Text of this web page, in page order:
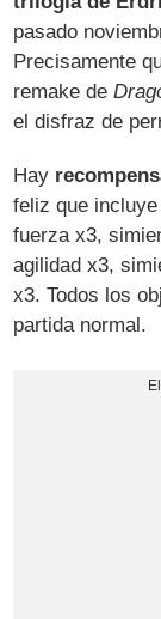
pasado
Precisamente
remake de
el disfraz de
Hay
feliz que
fuerza x3,
agilidad x3,
x3. Todos los
partida normal.